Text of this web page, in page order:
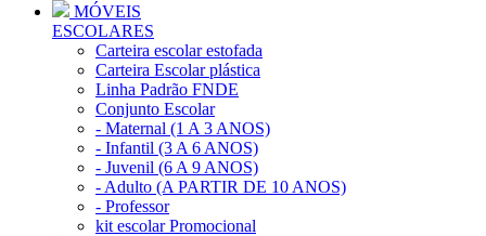
MÓVEIS
ESCOLARES
Carteira escolar estofada
Carteira Escolar plástica
Linha Padrão FNDE
Conjunto Escolar
- Maternal (1 A 3 ANOS)
- Infantil (3 A 6 ANOS)
- Juvenil (6 A 9 ANOS)
- Adulto (A PARTIR DE 10 ANOS)
- Professor
kit escolar Promocional